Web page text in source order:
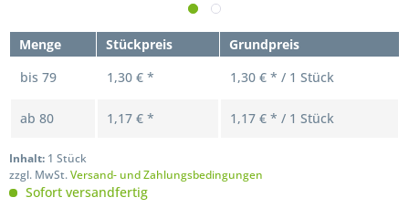
Menge Stückpreis
Grundpreis
bis 79 1,30 € * 1,30 € * / 1 Stück
ab 80 1,17 € * 1,17 € * / 1 Stück
Inhalt: 1 Stück
zzgl. MwSt.Versand- und Zahlungsbedingungen
Sofort versandfertig